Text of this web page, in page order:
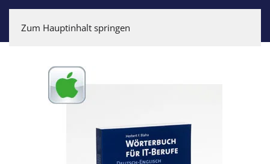
Zum Hauptinhalt springen